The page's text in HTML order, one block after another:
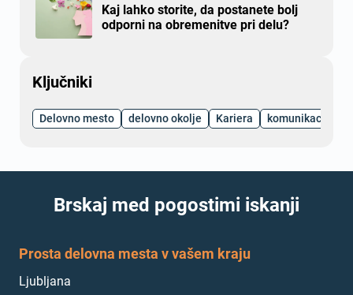
Kaj lahko storite, da postanete bolj
odporni na obremenitve pri delu?
Ključniki
Delovno mesto delovno okolje Kariera komunikacija
Brskaj med pogostimi iskanji
Prosta delovna mesta v vašem kraju
Ljubljana